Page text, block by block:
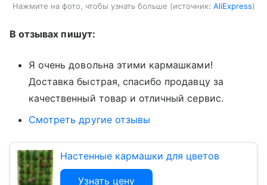
Нажмите на фото, чтобы узнать больше источник: AliExpress
В отзывах пишут:
Я очень довольна этими кармашками!
Доставка быстрая, спасибо продавцу за
качественный товар и отличный сервис.
Смотреть другие отзывы
Настенные кармашки для цветов
Узнать цену